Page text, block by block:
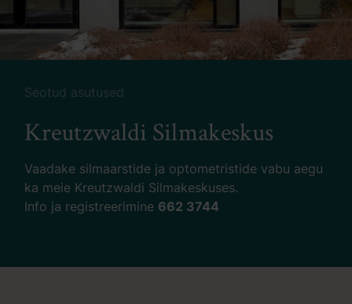
Seotud asutused
Kreutzwaldi Silmakeskus
Vaadake silmaarstide ja optometristide vabu aegu
ka meie Kreutzwaldi Silmakeskuses.
Info ja registreerimine 662 3744